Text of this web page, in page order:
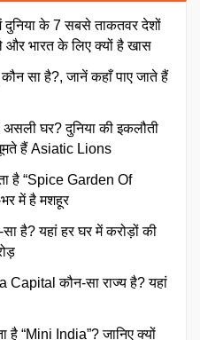
के 7 सबसे ताकतवर देशों
भारत के लिए क्यों है खास
सा है?, जानें कहाँ पाए जाते हैं
असली घर? दुनिया की इकलौती
हैं Asiatic Lions
है “Spice Garden Of
में है मशहूर
है? यहां हर घर में करोड़ों की
Capital कौन-सा राज्य है? यहां
है “Mini India”? जानिए क्यों